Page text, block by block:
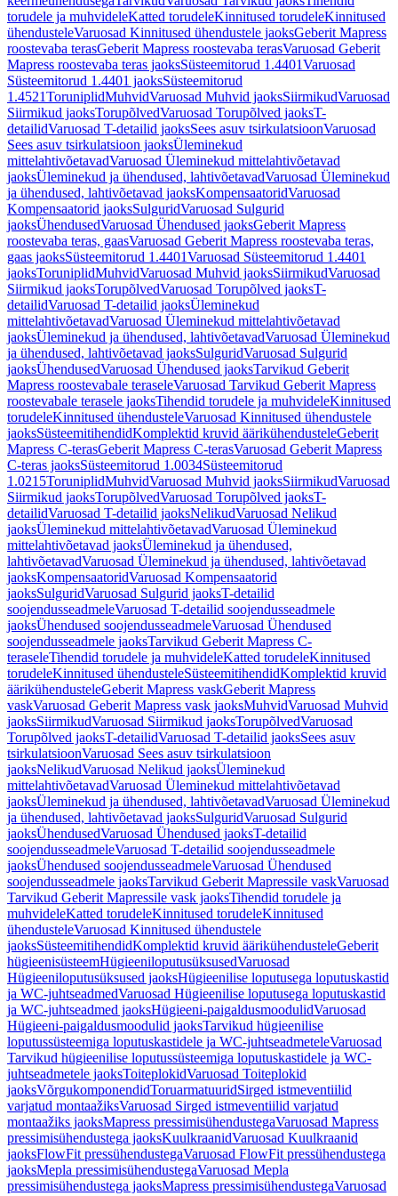
torudele ja muhvideleKatted torudeleKinnitused torudeleKinnitused
ühendusteleVaruosad Kinnitused ühendustele jaoksGeberit Mapress
roostevaba terasGeberit Mapress roostevaba terasVaruosad Geberit
Mapress roostevaba teras jaoksSüsteemitorud 1.4401Varuosad
Süsteemitorud 1.4401 jaoksSüsteemitorud
1.4521ToruniplidMuhvidVaruosad Muhvid jaoksSiirmikudVaruosad
Siirmikud jaoksTorupõlvedVaruosad Torupõlved jaoksT-
detailidVaruosad T-detailid jaoksSees asuv tsirkulatsioonVaruosad
Sees asuv tsirkulatsioon jaoksÜleminekud
mittelahtivõetavadVaruosad Üleminekud mittelahtivõetavad
jaoksÜleminekud ja ühendused, lahtivõetavadVaruosad Üleminekud
ja ühendused, lahtivõetavad jaoksKompensaatoridVaruosad
Kompensaatorid jaoksSulguridVaruosad Sulgurid
jaoksÜhendusedVaruosad Ühendused jaoksGeberit Mapress
roostevaba teras, gaasVaruosad Geberit Mapress roostevaba teras,
gaas jaoksSüsteemitorud 1.4401Varuosad Süsteemitorud 1.4401
jaoksToruniplidMuhvidVaruosad Muhvid jaoksSiirmikudVaruosad
Siirmikud jaoksTorupõlvedVaruosad Torupõlved jaoksT-
detailidVaruosad T-detailid jaoksÜleminekud
mittelahtivõetavadVaruosad Üleminekud mittelahtivõetavad
jaoksÜleminekud ja ühendused, lahtivõetavadVaruosad Üleminekud
ja ühendused, lahtivõetavad jaoksSulguridVaruosad Sulgurid
jaoksÜhendusedVaruosad Ühendused jaoksTarvikud Geberit
Mapress roostevabale teraseleVaruosad Tarvikud Geberit Mapress
roostevabale terasele jaoksTihendid torudele ja muhvideleKinnitused
torudeleKinnitused ühendusteleVaruosad Kinnitused ühendustele
jaoksSüsteemitihendidKomplektid kruvid äärikühendusteleGeberit
Mapress C-terasGeberit Mapress C-terasVaruosad Geberit Mapress
C-teras jaoksSüsteemitorud 1.0034Süsteemitorud
1.0215ToruniplidMuhvidVaruosad Muhvid jaoksSiirmikudVaruosad
Siirmikud jaoksTorupõlvedVaruosad Torupõlved jaoksT-
detailidVaruosad T-detailid jaoksNelikudVaruosad Nelikud
jaoksÜleminekud mittelahtivõetavadVaruosad Üleminekud
mittelahtivõetavad jaoksÜleminekud ja ühendused,
lahtivõetavadVaruosad Üleminekud ja ühendused, lahtivõetavad
jaoksKompensaatoridVaruosad Kompensaatorid
jaoksSulguridVaruosad Sulgurid jaoksT-detailid
soojendusseadmeleVaruosad T-detailid soojendusseadmele
jaoksÜhendused soojendusseadmeleVaruosad Ühendused
soojendusseadmele jaoksTarvikud Geberit Mapress C-
teraseleTihendid torudele ja muhvideleKatted torudeleKinnitused
torudeleKinnitused ühendusteleSüsteemitihendidKomplektid kruvid
äärikühendusteleGeberit Mapress vaskGeberit Mapress
vaskVaruosad Geberit Mapress vask jaoksMuhvidVaruosad Muhvid
jaoksSiirmikudVaruosad Siirmikud jaoksTorupõlvedVaruosad
Torupõlved jaoksT-detailidVaruosad T-detailid jaoksSees asuv
tsirkulatsioonVaruosad Sees asuv tsirkulatsioon
jaoksNelikudVaruosad Nelikud jaoksÜleminekud
mittelahtivõetavadVaruosad Üleminekud mittelahtivõetavad
jaoksÜleminekud ja ühendused, lahtivõetavadVaruosad Üleminekud
ja ühendused, lahtivõetavad jaoksSulguridVaruosad Sulgurid
jaoksÜhendusedVaruosad Ühendused jaoksT-detailid
soojendusseadmeleVaruosad T-detailid soojendusseadmele
jaoksÜhendused soojendusseadmeleVaruosad Ühendused
soojendusseadmele jaoksTarvikud Geberit Mapressile vaskVaruosad
Tarvikud Geberit Mapressile vask jaoksTihendid torudele ja
muhvideleKatted torudeleKinnitused torudeleKinnitused
ühendusteleVaruosad Kinnitused ühendustele
jaoksSüsteemitihendidKomplektid kruvid äärikühendusteleGeberit
hügieenisüsteemHügieeniloputusüksusedVaruosad
Hügieeniloputusüksused jaoksHügieenilise loputusega loputuskastid
ja WC-juhtseadmedVaruosad Hügieenilise loputusega loputuskastid
ja WC-juhtseadmed jaoksHügieeni-paigaldusmoodulidVaruosad
Hügieeni-paigaldusmoodulid jaoksTarvikud hügieenilise
loputussüsteemiga loputuskastidele ja WC-juhtseadmeteleVaruosad
Tarvikud hügieenilise loputussüsteemiga loputuskastidele ja WC-
juhtseadmetele jaoksToiteplokidVaruosad Toiteplokid
jaoksVõrgukomponendidToruarmatuuridSirged istmeventiilid
varjatud montaažiksVaruosad Sirged istmeventiilid varjatud
montaažiks jaoksMapress pressimisühendustegaVaruosad Mapress
pressimisühendustega jaoksKuulkraanidVaruosad Kuulkraanid
jaoksFlowFit pressühendustegaVaruosad FlowFit pressühendustega
jaoksMepla pressimisühendustegaVaruosad Mepla
pressimisühendustega jaoksMapress pressimisühendustegaVaruosad